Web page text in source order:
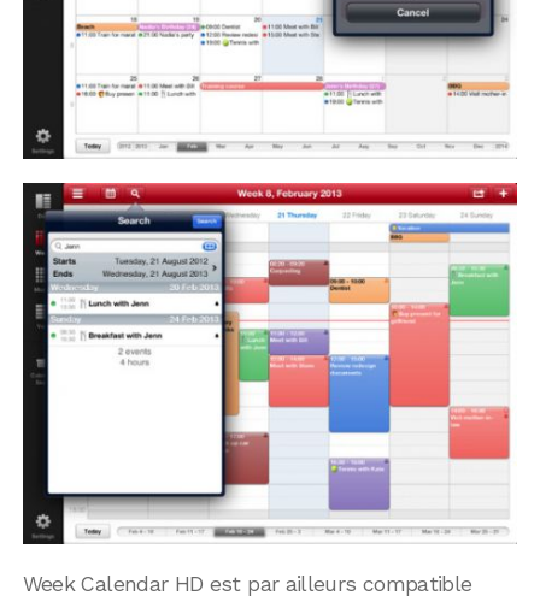
Week Calendar HD est par ailleurs compatible